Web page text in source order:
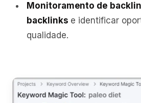
Monitoramento de
backlinks e identificar
qualidade.